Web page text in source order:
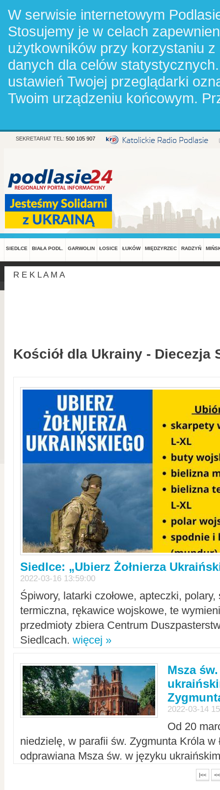
W serwisie internetowym
Stosujemy je w celach
użytkowników przy korzystaniu
danych dla celów
ustawień Twojej przeglądarki
Twoim urządzeniu końcowym.
SEKRETARIAT TEL: 500 105 907
SIEDLCE BIAŁA PODL. GARWOLIN ŁOSICE ŁUKÓW MIĘDZYRZEC RADZYŃ
R E K L A M A
Kościół dla Ukrainy - Diecezja
Siedlce: „Ubierz Żołnierza
2022-03-16 13:59:00
Śpiwory, latarki czołowe, apteczki,
termiczna, rękawice wojskowe, te
przedmioty zbiera Centrum
Siedlcach. więcej »
Msza
2022-03-14
Od 20
niedzielę, w parafii św. Zygmunta Króla w
odprawiana Msza św. w języku
|<< <<